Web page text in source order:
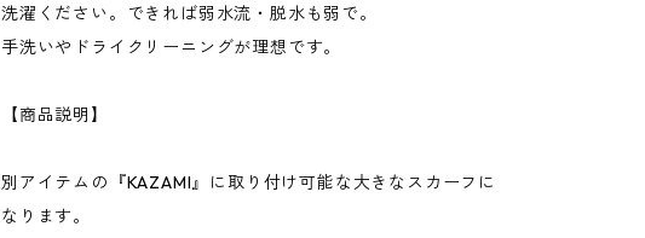
洗濯ください。できれば弱水流・脱水も弱で。
手洗いやドライクリーニングが理想です。
【商品説明】
別アイテムの『KAZAMI』に取り付け可能な大きなスカーフに
なります。